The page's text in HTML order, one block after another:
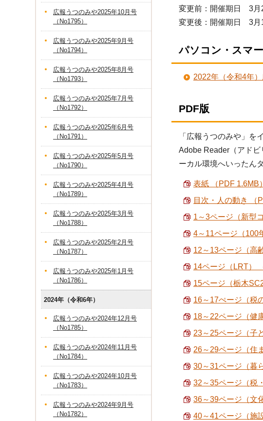
変更前：開催期日 3月
変更後：開催期日 3月
パソコン・スマ
2022年（令和4年
PDF版
「広報うつのみや」を
Adobe Reader（アド
ーカル環境へいったん
表紙 （PDF 1.6MB）
目次・人の動き （
1～3ページ（新型
4～11ページ（100
12～13ページ（高
14ページ（LRT）
15ページ（栃木
16～17ぺージ（税
18～22ページ（健
23～25ページ（子
26～29ページ（住
30～31ページ（暮
32～35ページ（税
36～39ページ（文
40～41ページ（施
広報うつのみや2025年10月号
（No1795）
広報うつのみや2025年9月号
（No1794）
広報うつのみや2025年8月号
（No1793）
広報うつのみや2025年7月号
（No1792）
広報うつのみや2025年6月号
（No1791）
広報うつのみや2025年5月号
（No1790）
広報うつのみや2025年4月号
（No1789）
広報うつのみや2025年3月号
（No1788）
広報うつのみや2025年2月号
（No1787）
広報うつのみや2025年1月号
（No1786）
2024年（令和6年）
広報うつのみや2024年12月号
（No1785）
広報うつのみや2024年11月号
（No1784）
広報うつのみや2024年10月号
（No1783）
広報うつのみや2024年9月号
（No1782）